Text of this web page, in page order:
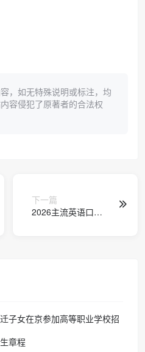
，如无特殊说明或标注，均
容侵犯了原著者的合法权
下一篇
2026主流英语口语
子女在京参加高等职业学校招
章程